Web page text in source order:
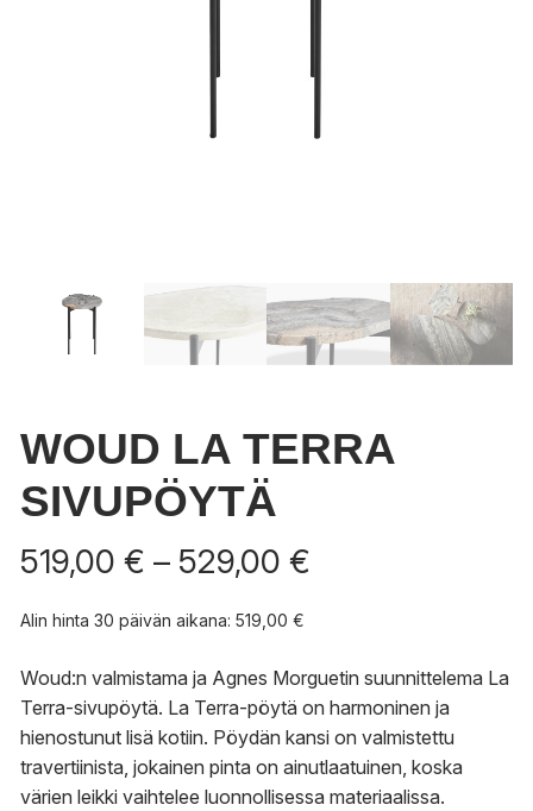
WOUD LA TERRA
SIVUPÖYTÄ
519,00 € – 529,00 €
Alin hinta 30 päivän aikana: 519,00 €
Woud:n valmistama ja Agnes Morguetin suunnittelema La
Terra-sivupöytä. La Terra-pöytä on harmoninen ja
hienostunut lisä kotiin. Pöydän kansi on valmistettu
travertiinista, jokainen pinta on ainutlaatuinen, koska
värien leikki vaihtelee luonnollisessa materiaalissa.